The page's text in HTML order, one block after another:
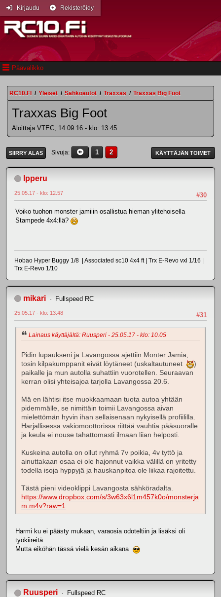
Päävalikko
Kirjaudu Rekisteröidy
RC10.FI / Yleiset / Sähköautot / Traxxas / Traxxas Big Foot
Traxxas Big Foot
Aloittaja VTEC, 14.09.16 - klo: 13.45
SIIRRY ALAS Sivuja 1 2 KÄYTTÄJÄN TOIMET
Ipperu
#30
25.05.17 - klo: 12.57
Voiko tuohon monster jamiiin osallistua hieman ylitehoisella
Stampede 4x4:llä?
Hobao Hyper Buggy 1/8 | Associated sc10 4x4 ft | Trx E-Revo vxl 1/16 |
Trx E-Revo 1/10
mikari Fullspeed RC
#31
25.05.17 - klo: 13.48
Lainaus käyttäjältä: Ruusperi - 25.05.17 - klo: 10.05
Pidin lupaukseni ja Lavangossa ajettiin Monter Jamia,
tosin kilpakumppanit eivät löytäneet (uskaltautuneet
)
paikalle ja mun autolla suhattiin vuorotellen. Seuraavan
kerran olisi yhteisajoa tarjolla Lavangossa 20.6.
Mä en lähtisi itse muokkaamaan tuota autoa yhtään
pidemmälle, se nimittäin toimii Lavangossa aivan
mielettömän hyvin ihan sellaisenaan nykyisellä profiililla.
Harjallisessa vakiomoottorissa riittää vauhtia pääsuoralle
ja keula ei nouse tahattomasti ilmaan liian helposti.
Kuskeina autolla on ollut ryhmä 7v poikia, 4v tyttö ja
ainuttakaan osaa ei ole hajonnut vaikka välillä on yritetty
todella isoja hyppyjä ja hauskanpitoa ole liikaa rajoitettu.
Tästä pieni videoklippi Lavangosta sähköradalta.
https://www.dropbox.com/s/3w63x6l1m457k0o/monsterja
m.m4v?raw=1
Harmi ku ei päästy mukaan, varaosia odoteltiin ja lisäksi oli
työkiireitä.
Mutta eiköhän tässä vielä kesän aikana
Ruusperi Fullspeed RC